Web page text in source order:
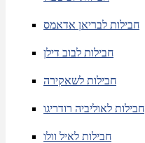
חבילות לבריאן אדאמס
חבילות לבוב דילן
חבילות לשאקירה
חבילות לאוליביה רודריגו
חבילות לאיל וולו